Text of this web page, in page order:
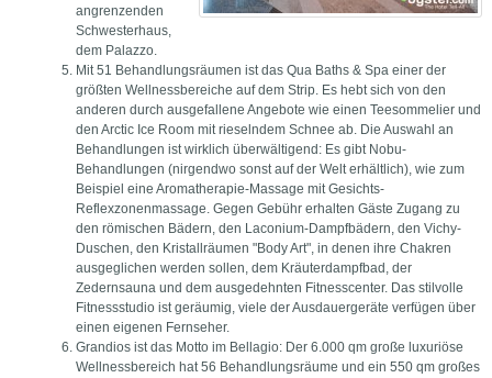
angrenzenden
Schwesterhaus,
dem Palazzo.
Mit 51 Behandlungsräumen ist das Qua Baths & Spa einer der
größten Wellnessbereiche auf dem Strip. Es hebt sich von den
anderen durch ausgefallene Angebote wie einen Teesommelier und
den Arctic Ice Room mit rieselndem Schnee ab. Die Auswahl an
Behandlungen ist wirklich überwältigend: Es gibt Nobu-
Behandlungen (nirgendwo sonst auf der Welt erhältlich), wie zum
Beispiel eine Aromatherapie-Massage mit Gesichts-
Reflexzonenmassage. Gegen Gebühr erhalten Gäste Zugang zu
den römischen Bädern, den Laconium-Dampfbädern, den Vichy-
Duschen, den Kristallräumen "Body Art", in denen ihre Chakren
ausgeglichen werden sollen, dem Kräuterdampfbad, der
Zedernsauna und dem ausgedehnten Fitnesscenter. Das stilvolle
Fitnessstudio ist geräumig, viele der Ausdauergeräte verfügen über
einen eigenen Fernseher.
Grandios ist das Motto im Bellagio: Der 6.000 qm große luxuriöse
Wellnessbereich hat 56 Behandlungsräume und ein 550 qm großes